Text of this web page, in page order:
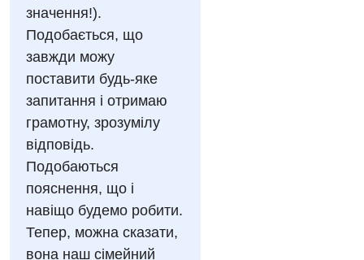
Відгуки
Комп’ютерна томографія
Магнітно-резонансна томографія
Мамографія
Нейросонографія
Рентгенографія
УЗД
Для дорослих
Акушерство і гінекологія
Відділення інтенсивної терапії
Гінекологічне відділення
Денний стаціонар
Діагностичне відділення
Ендоскопічне відділення
Онкологічне відділлення
Офтальмологічне відділення
Педіатричне відділення
Декларування
Лікування гострого інфаркту
Українська
значення!).
Подобається, що
завжди можу
поставити будь-яке
запитання і отримаю
грамотну, зрозумілу
відповідь.
Подобаються
пояснення, що і
навіщо будемо робити.
Тепер, можна сказати,
вона наш сімейний